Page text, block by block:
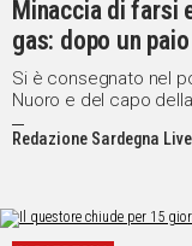
Minaccia di farsi
gas: dopo un
Si è consegnato nel
Nuoro e del capo
Redazione Sardegna Live